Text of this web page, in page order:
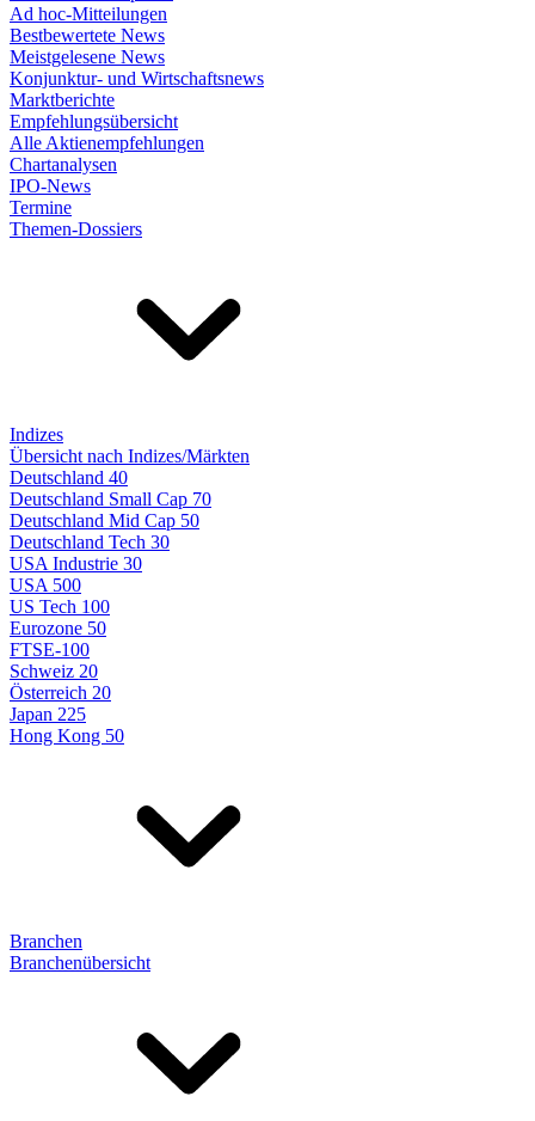
Ad hoc-Mitteilungen
Bestbewertete News
Meistgelesene News
Konjunktur- und Wirtschaftsnews
Marktberichte
Empfehlungsübersicht
Alle Aktienempfehlungen
Chartanalysen
IPO-News
Termine
Themen-Dossiers
Indizes
Übersicht nach Indizes/Märkten
Deutschland 40
Deutschland Small Cap 70
Deutschland Mid Cap 50
Deutschland Tech 30
USA Industrie 30
USA 500
US Tech 100
Eurozone 50
FTSE-100
Schweiz 20
Österreich 20
Japan 225
Hong Kong 50
Branchen
Branchenübersicht